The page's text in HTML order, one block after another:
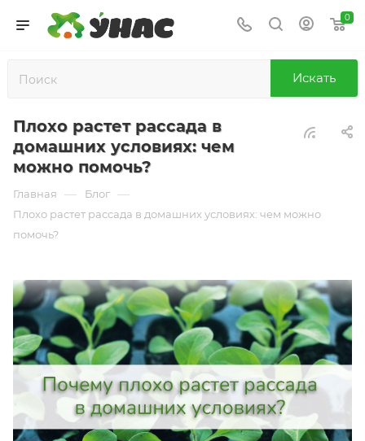
0
Искать
Плохо растет рассада в
домашних условиях: чем
можно помочь?
Главная — Блог —
Плохо растет рассада в домашних условиях: чем можно
помочь?